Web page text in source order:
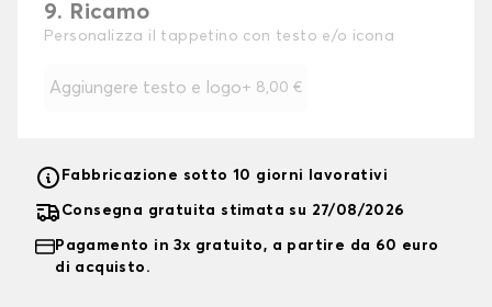
9. Ricamo
Personalizza il tappetino con testo e/o icona
Aggiungere testo e logo+ 8,00 €
Fabbricazione sotto 10 giorni lavorativi
Consegna gratuita stimata su 27/08/2026
Pagamento in 3x gratuito, a partire da 60 euro
di acquisto.